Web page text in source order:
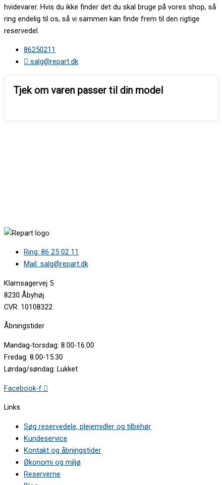
hvidevarer. Hvis du ikke finder det du skal bruge på vores shop, så
ring endelig til os, så vi sammen kan finde frem til den rigtige
reservedel.
86250211
salg@repart.dk
Ring: 86 25 02 11
Mail: salg@repart.dk
Klamsagervej 5
8230 Åbyhøj
CVR: 10108322
Åbningstider
Mandag-torsdag: 8.00-16.00
Fredag: 8.00-15.30
Lørdag/søndag: Lukket
Facebook-f
Links
Søg reservedele, plejemidler og tilbehør
Kundeservice
Kontakt og åbningstider
Økonomi og miljø
Reserverne